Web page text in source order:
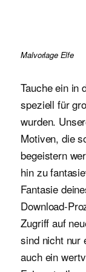
Malvorlage Elfe
Tauche ein in
speziell für
wurden.
Motiven, die
begeistern
hin zu
Fantasie
Download-
Zugriff auf
sind nicht nur
auch ein